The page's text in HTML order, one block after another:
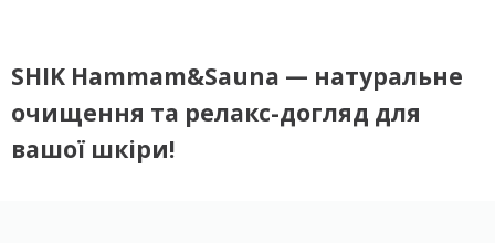
SHIK Hammam&Sauna — натуральне
очищення та релакс-догляд для
вашої шкіри!